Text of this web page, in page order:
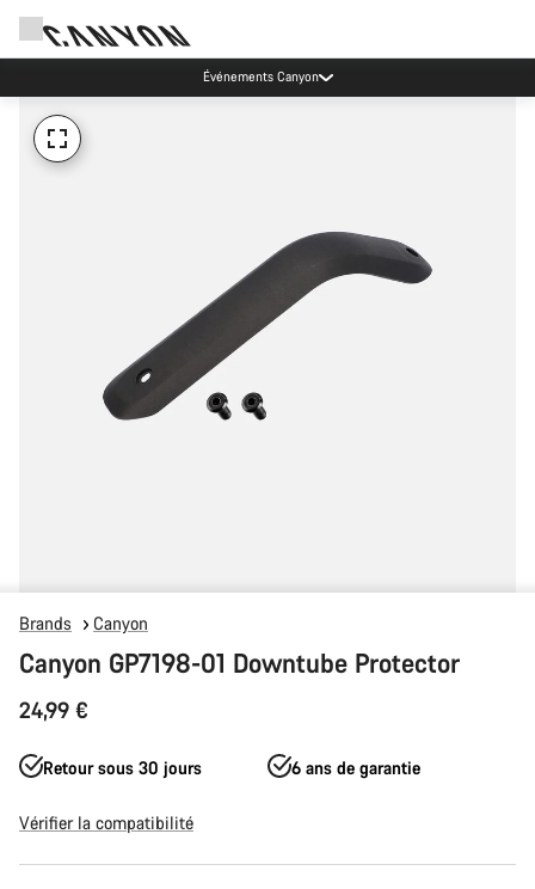
Événements Canyon
Brands Canyon
Canyon GP7198-01 Downtube Protector
24,99 €
Retour sous 30 jours 6 ans de garantie
Vérifier la compatibilité